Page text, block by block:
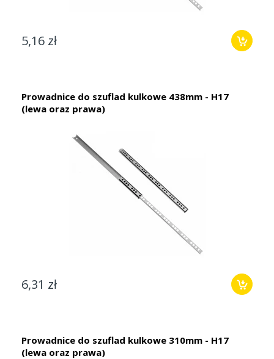
5,16 zł
Prowadnice do szuflad kulkowe 438mm - H17
(lewa oraz prawa)
6,31 zł
Prowadnice do szuflad kulkowe 310mm - H17
(lewa oraz prawa)